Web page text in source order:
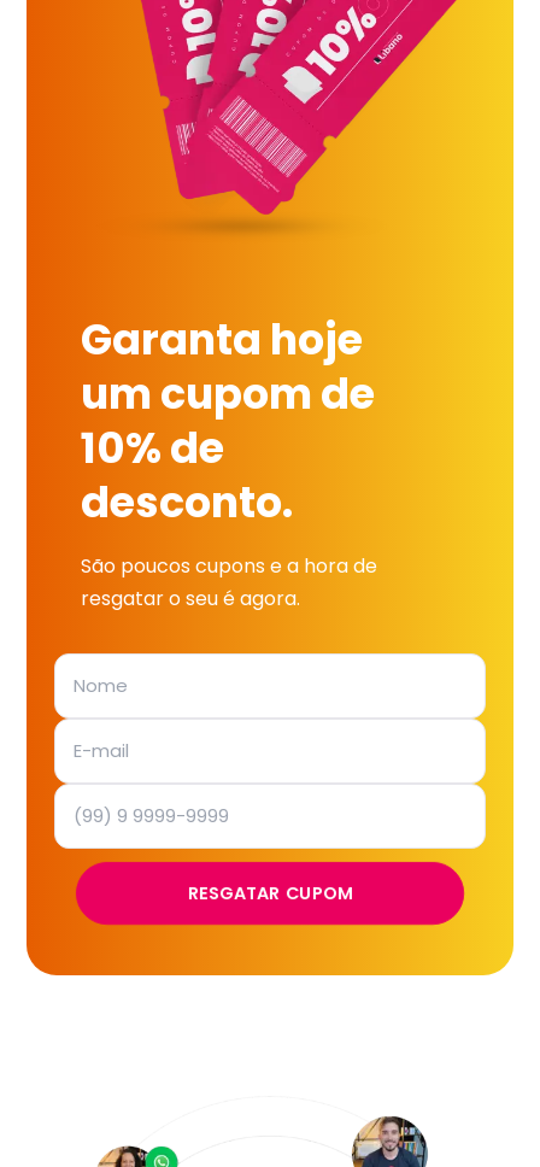
Garanta hoje
um cupom de
10% de
desconto.
São poucos cupons e a hora de
resgatar o seu é agora.
RESGATAR CUPOM